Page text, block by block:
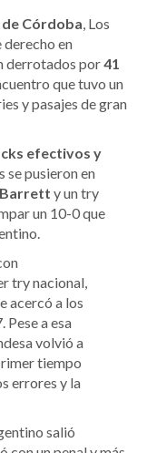
Córdoba , Los
derecho en
derrotados por41
que tuvo un
y pasajes de gran
efectivos y
se pusieron en
y un try
un 10-0 que
try nacional,
acercó a los
Pese a esa
volvió a
tiempo
errores y la
salió